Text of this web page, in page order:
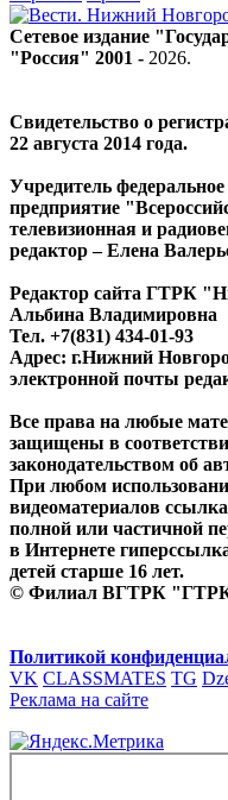
Сетевое издание
"Россия" 2001 - 2026.
Свидетельство о
22 августа 2014 года.
Учредитель федеральное
предприятие
телевизионная и
редактор – Елена
Редактор сайта ГТРК
Альбина Владимировна
Тел. +7(831) 434-01-93
Адрес: г.Нижний
электронной почты
Все права на любые
защищены в
законодательством об
При любом
видеоматериалов
полной или частичной
в Интернете
детей старше 16 лет.
© Филиал ВГТРК
Политикой
VK CLASSMATES TG
Реклама на сайте